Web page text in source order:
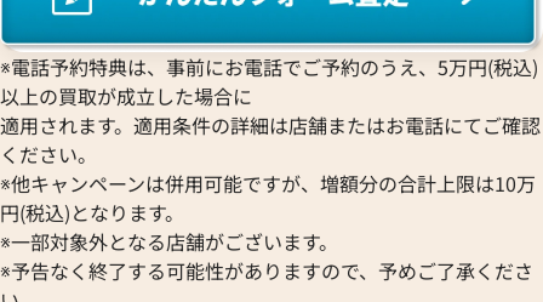
※電話予約特典は、事前にお電話でご予約のうえ、5万円(税込)
以上の買取が成立した場合に
適用されます。適用条件の詳細は店舗またはお電話にてご確認
ください。
※他キャンペーンは併用可能ですが、増額分の合計上限は10万
円(税込)となります。
※一部対象外となる店舗がございます。
※予告なく終了する可能性がありますので、予めご了承くださ